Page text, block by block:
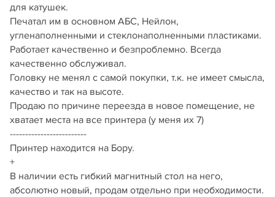
для катушек.
Печатал им в основном АБС, Нейлон,
угленаполненными и стеклонаполненными пластиками.
Работает качественно и безпроблемно. Всегда
качественно обслуживал.
Головку не менял с самой покупки, т.к. не имеет смысла,
качество и так на высоте.
Продаю по причине переезда в новое помещение, не
хватает места на все принтера (у меня их 7)
-------------------------
Принтер находится на Бору.
+
В наличии есть гибкий магнитный стол на него,
абсолютно новый, продам отдельно при необходимости.